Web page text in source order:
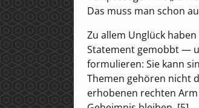
Das muss man schon
Zu allem Unglück
Statement gemobbt —
formulieren: Sie kann
Themen gehören nicht
erhobenen rechten